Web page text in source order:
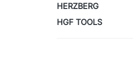
HERZBERG
HGF TOOLS